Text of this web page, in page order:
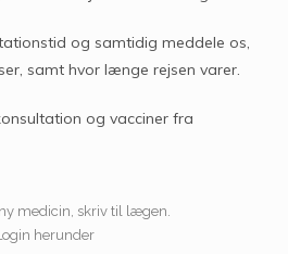
og samtidig meddele os,
samt hvor længe rejsen varer.
og vacciner fra
medicin, skriv til lægen.
herunder